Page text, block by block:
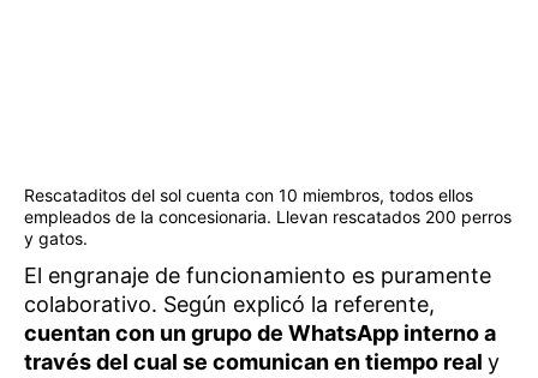
Rescataditos del sol cuenta con 10 miembros, todos ellos
empleados de la concesionaria. Llevan rescatados 200 perros
y gatos.
El engranaje de funcionamiento es puramente
colaborativo. Según explicó la referente,
cuentan con un grupo de WhatsApp interno a
través del cual se comunican en tiempo real y